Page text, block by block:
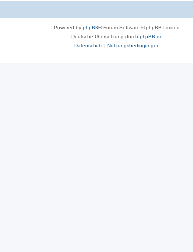
Powered by phpBB® Forum Software © phpBB Limited
Deutsche Übersetzung durch phpBB.de
Datenschutz| Nutzungsbedingungen